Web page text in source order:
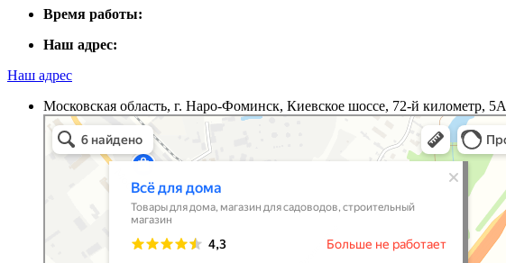
Время работы:
Наш адрес:
Наш адрес
Московская область, г. Наро-Фоминск, Киевское шоссе, 72-й километр, 5А